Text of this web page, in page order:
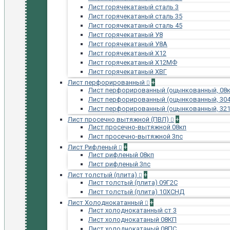
Лист горячекатаный сталь 3
Лист горячекатаный сталь 35
Лист горячекатаный сталь 45
Лист горячекатаный У8
Лист горячекатаный У8А
Лист горячекатаный Х12
Лист горячекатаный Х12МФ
Лист горячекатаный ХВГ
Лист перфорированный
+
Лист перфорированный (оцынкованный,
Лист перфорированный (оцынкованный,
Лист перфорированный (оцынкованный,
Лист просечно вытяжной (ПВЛ)
+
Лист просечно-вытяжной 08кп
Лист просечно-вытяжной 3пс
Лист Рифленый
+
Лист рифленый 08кп
Лист рифленый 3пс
Лист толстый (плита)
+
Лист толстый (плита) 09Г2С
Лист толстый (плита) 10ХСНД
Лист Холоднокатанный
+
Лист холоднокатанный ст 3
Лист холоднокатаный 08КП